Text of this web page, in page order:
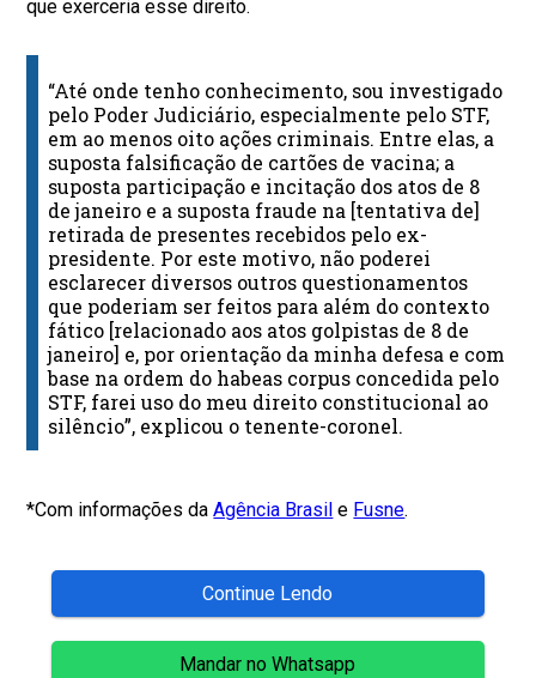
que exerceria esse direito.
“Até onde tenho conhecimento, sou investigado
pelo Poder Judiciário, especialmente pelo STF,
em ao menos oito ações criminais. Entre elas, a
suposta falsificação de cartões de vacina; a
suposta participação e incitação dos atos de 8
de janeiro e a suposta fraude na [tentativa de]
retirada de presentes recebidos pelo ex-
presidente. Por este motivo, não poderei
esclarecer diversos outros questionamentos
que poderiam ser feitos para além do contexto
fático [relacionado aos atos golpistas de 8 de
janeiro] e, por orientação da minha defesa e com
base na ordem do habeas corpus concedida pelo
STF, farei uso do meu direito constitucional ao
silêncio”, explicou o tenente-coronel.
*Com informações daAgência Brasil e Fusne.
Continue Lendo
Mandar no Whatsapp